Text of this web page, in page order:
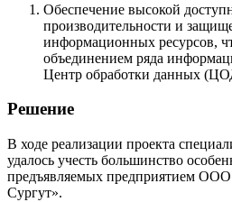
Обеспечение высокой
производительности и
информационных ресурсов,
объединением ряда
Центр обработки данных
Решение
В ходе реализации проекта
удалось учесть большинство
предъявляемых предприятием ООО
Сургут».